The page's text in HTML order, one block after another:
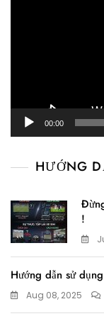
00:00
HƯỚNG
!
Hướng dẫn sử
Aug 08, 2025